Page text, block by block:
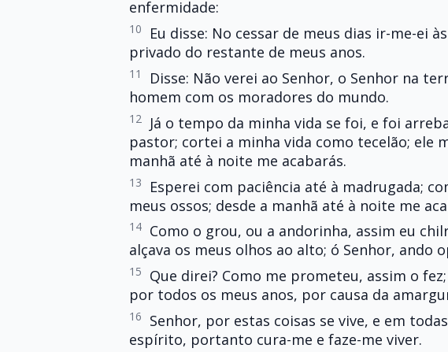
enfermidade:
10
Eu disse: No cessar de meus dias ir-me-ei
privado do restante de meus anos.
11
Disse: Não verei ao Senhor, o Senhor na
homem com os moradores do mundo.
12
Já o tempo da minha vida se foi, e foi
pastor; cortei a minha vida como tecelão; ele
manhã até à noite me acabarás.
13
Esperei com paciência até à madrugada;
meus ossos; desde a manhã até à noite me
14 Como o grou, ou a andorinha, assim eu
alçava os meus olhos ao alto; ó Senhor, ando
15
Que direi? Como me prometeu, assim o
por todos os meus anos, por causa da
16
Senhor, por estas coisas se vive, e em
espírito, portanto cura-me e faze-me viver.